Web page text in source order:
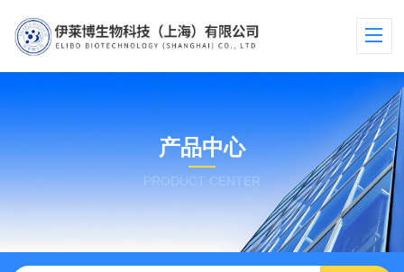
产品中心
PRODUCT CENTER